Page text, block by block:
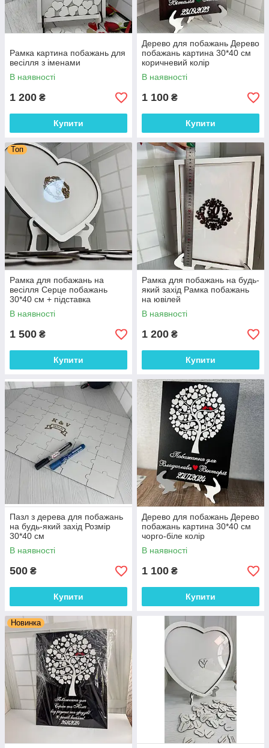
Рамка картина побажань для
весілля з іменами
В наявності
1 200 ₴
Купити
Дерево для побажань Дерево
побажань картина 30*40 см
коричневий колір
В наявності
1 100 ₴
Купити
Топ
Рамка для побажань на
весілля Серце побажань
30*40 см + підставка
В наявності
1 500 ₴
Купити
Рамка для побажань на будь-
який захід Рамка побажань
на ювілей
В наявності
1 200 ₴
Купити
Пазл з дерева для побажань
на будь-який захід Розмір
30*40 см
В наявності
500 ₴
Купити
Дерево для побажань Дерево
побажань картина 30*40 см
чорго-біле колір
В наявності
1 100 ₴
Купити
Новинка